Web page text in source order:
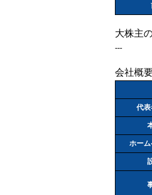
大株主
---
会社概
代表
ホーム